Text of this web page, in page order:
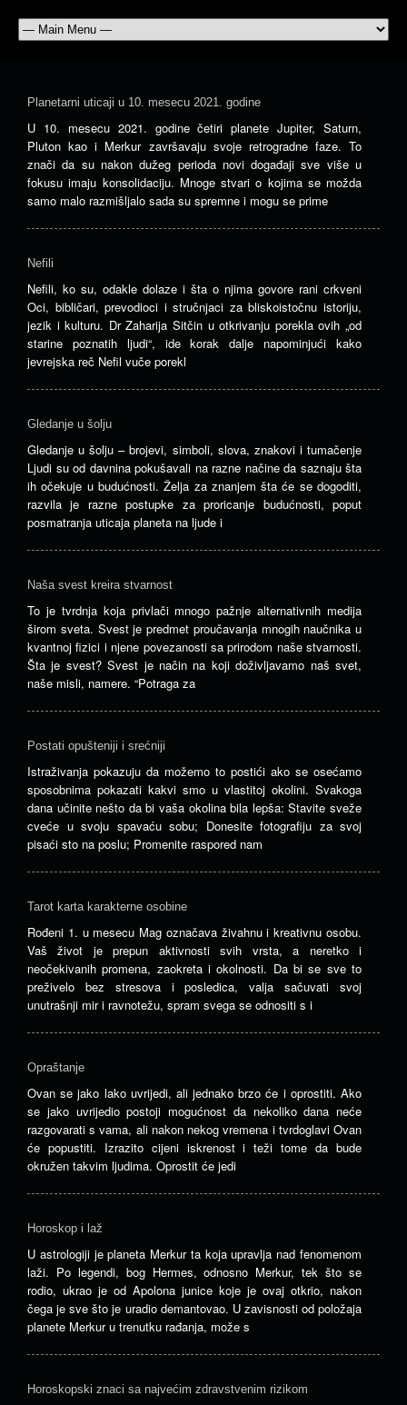
Planetarni uticaji u 10. mesecu 2021. godine
U 10. mesecu 2021. godine četiri planete Jupiter, Saturn,
Pluton kao i Merkur završavaju svoje retrogradne faze. To
znači da su nakon dužeg perioda novi događaji sve više u
fokusu imaju konsolidaciju. Mnoge stvari o kojima se možda
samo malo razmišljalo sada su spremne i mogu se prime
Nefili
Nefili, ko su, odakle dolaze i šta o njima govore rani crkveni
Oci, bibličari, prevodioci i stručnjaci za bliskoistočnu istoriju,
jezik i kulturu. Dr Zaharija Sitčin u otkrivanju porekla ovih „od
starine poznatih ljudi“, ide korak dalje napominjući kako
jevrejska reč Nefil vuče porekl
Gledanje u šolju
Gledanje u šolju – brojevi, simboli, slova, znakovi i tumačenje
Ljudi su od davnina pokušavali na razne načine da saznaju šta
ih očekuje u budućnosti. Želja za znanjem šta će se dogoditi,
razvila je razne postupke za proricanje budućnosti, poput
posmatranja uticaja planeta na ljude i
Naša svest kreira stvarnost
To je tvrdnja koja privlači mnogo pažnje alternativnih medija
širom sveta. Svest je predmet proučavanja mnogih naučnika u
kvantnoj fizici i njene povezanosti sa prirodom naše stvarnosti.
Šta je svest? Svest je način na koji doživljavamo naš svet,
naše misli, namere. “Potraga za
Postati opušteniji i srećniji
Istraživanja pokazuju da možemo to postići ako se osećamo
sposobnima pokazati kakvi smo u vlastitoj okolini. Svakoga
dana učinite nešto da bi vaša okolina bila lepša: Stavite sveže
cveće u svoju spavaću sobu; Donesite fotografiju za svoj
pisaći sto na poslu; Promenite raspored nam
Tarot karta karakterne osobine
Rođeni 1. u mesecu Mag označava živahnu i kreativnu osobu.
Vaš život je prepun aktivnosti svih vrsta, a neretko i
neočekivanih promena, zaokreta i okolnosti. Da bi se sve to
preživelo bez stresova i posledica, valja sačuvati svoj
unutrašnji mir i ravnotežu, spram svega se odnositi s i
Opraštanje
Ovan se jako lako uvrijedi, ali jednako brzo će i oprostiti. Ako
se jako uvrijedio postoji mogućnost da nekoliko dana neće
razgovarati s vama, ali nakon nekog vremena i tvrdoglavi Ovan
će popustiti. Izrazito cijeni iskrenost i teži tome da bude
okružen takvim ljudima. Oprostit će jedi
Horoskop i laž
U astrologiji je planeta Merkur ta koja upravlja nad fenomenom
laži. Po legendi, bog Hermes, odnosno Merkur, tek što se
rodio, ukrao je od Apolona junice koje je ovaj otkrio, nakon
čega je sve što je uradio demantovao. U zavisnosti od položaja
planete Merkur u trenutku rađanja, može s
Horoskopski znaci sa najvećim zdravstvenim rizikom